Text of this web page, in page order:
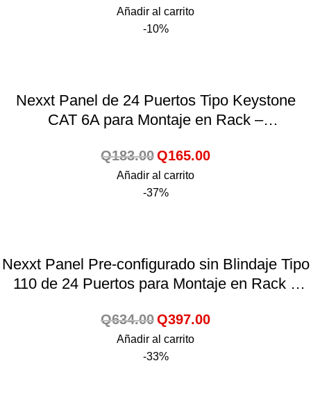
Añadir al carrito
-10%
Nexxt Panel de 24 Puertos Tipo Keystone
CAT 6A para Montaje en Rack –
Q183.00Q165.00
Añadir al carrito
-37%
Nexxt Panel Pre-configurado sin Blindaje Tipo
110 de 24 Puertos para Montaje en Rack –
Q634.00Q397.00
Añadir al carrito
-33%